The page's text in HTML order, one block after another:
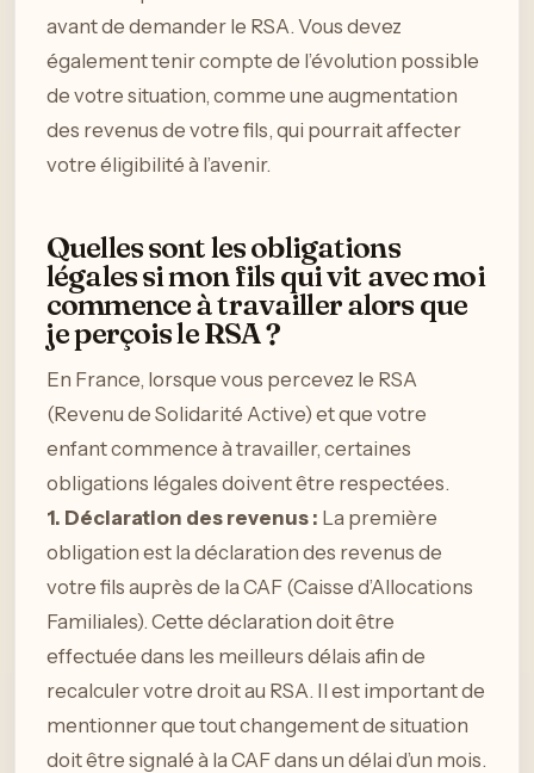
avant de demander le RSA. Vous devez
également tenir compte de l’évolution possible
de votre situation, comme une augmentation
des revenus de votre fils, qui pourrait affecter
votre éligibilité à l’avenir.
Quelles sont les obligations
légales si mon fils qui vit avec moi
commence à travailler alors que
je perçois le RSA ?
En France, lorsque vous percevez le RSA
(Revenu de Solidarité Active) et que votre
enfant commence à travailler, certaines
obligations légales doivent être respectées.
1. Déclaration des revenus : La première
obligation est la déclaration des revenus de
votre fils auprès de la CAF (Caisse d’Allocations
Familiales). Cette déclaration doit être
effectuée dans les meilleurs délais afin de
recalculer votre droit au RSA. Il est important de
mentionner que tout changement de situation
doit être signalé à la CAF dans un délai d’un mois.